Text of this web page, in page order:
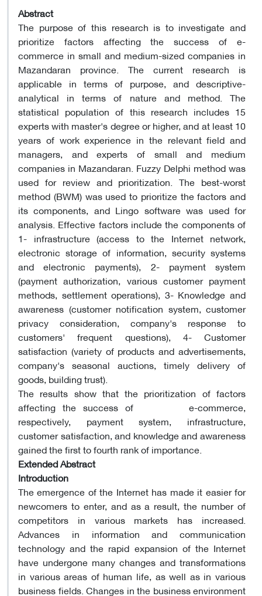
Abstract
The purpose of this research is to investigate and
prioritize factors affecting the success of e-
commerce in small and medium-sized companies in
Mazandaran province. The current research is
applicable in terms of purpose, and descriptive-
analytical in terms of nature and method. The
statistical population of this research includes 15
experts with master's degree or higher, and at least 10
years of work experience in the relevant field and
managers, and experts of small and medium
companies in Mazandaran. Fuzzy Delphi method was
used for review and prioritization. The best-worst
method (BWM) was used to prioritize the factors and
its components, and Lingo software was used for
analysis. Effective factors include the components of
1- infrastructure (access to the Internet network,
electronic storage of information, security systems
and electronic payments), 2- payment system
(payment authorization, various customer payment
methods, settlement operations), 3- Knowledge and
awareness (customer notification system, customer
privacy consideration, company's response to
customers' frequent questions), 4- Customer
satisfaction (variety of products and advertisements,
company's seasonal auctions, timely delivery of
goods, building trust).
The results show that the prioritization of factors
affecting the success of e-commerce,
respectively, payment system, infrastructure,
customer satisfaction, and knowledge and awareness
gained the first to fourth rank of importance.
Extended Abstract
Introduction
The emergence of the Internet has made it easier for
newcomers to enter, and as a result, the number of
competitors in various markets has increased.
Advances in information and communication
technology and the rapid expansion of the Internet
have undergone many changes and transformations
in various areas of human life, as well as in various
business fields. Changes in the business environment